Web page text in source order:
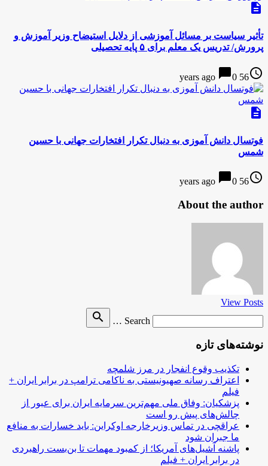
description
تأثیر سیاست بر مسائل آموزشی از دلایل استیضاح وزیر آموزش و
پرورش/ تدریس یک معلم برای ۵ پایه تحصیلی
access_time
56 years ago
chat_bubble0
description
فوتسال دانش آموزی به دنبال تکرار افتخارات جهانی با حسین
شمس
access_time
56 years ago
chat_bubble0
About the author
View Posts
Search …
search
نوشته‌های تازه
تکذیب وقوع انفجار در مرز شلمچه
اعتراف رسانه صهیونیستی به ناکامی ترامپ در برابر ایران +
فیلم
پزشکیان: وفاق ملی مهم‌ترین سرمایه ایران برای عبور از
چالش‌های پیش رو است
عراقچی در تماس وزیرخارجه اوکراین: باید خسارات به منافع
ما جبران شود
پاشنه آشیل‌های آمریکا؛ از کمبود مهمات تا بن‌بست راهبردی
در برابر ایران + فیلم